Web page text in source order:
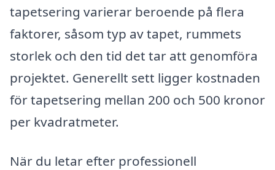
tapetsering varierar beroende på flera
faktorer, såsom typ av tapet, rummets
storlek och den tid det tar att genomföra
projektet. Generellt sett ligger kostnaden
för tapetsering mellan 200 och 500 kronor
per kvadratmeter.
När du letar efter professionell